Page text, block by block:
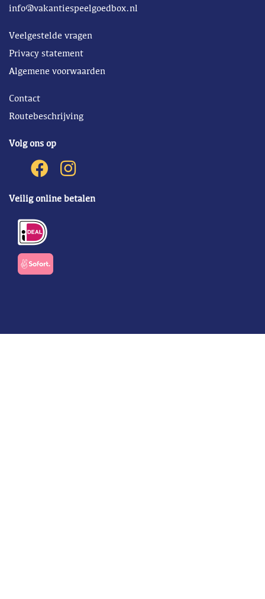
info@vakantiespeelgoedbox.nl
Veelgestelde vragen
Privacy statement
Algemene voorwaarden
Contact
Routebeschrijving
Volg ons op
Veilig online betalen